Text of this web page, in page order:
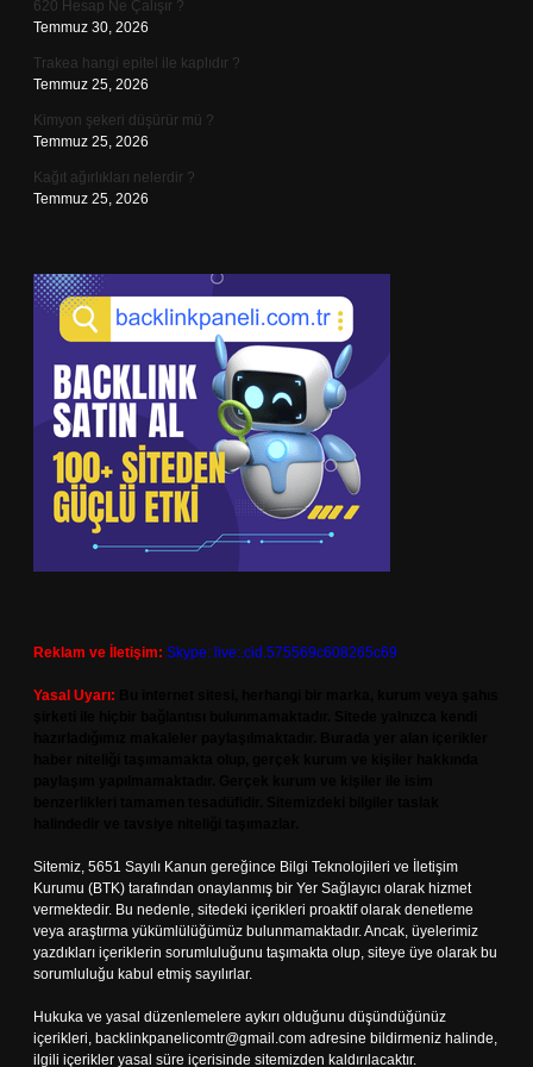
620 Hesap Ne Çalışır ?
Temmuz 30, 2026
Trakea hangi epitel ile kaplıdır ?
Temmuz 25, 2026
Kimyon şekeri düşürür mü ?
Temmuz 25, 2026
Kağıt ağırlıkları nelerdir ?
Temmuz 25, 2026
Reklam ve İletişim: Skype: live:.cid.575569c608265c69
Yasal Uyarı:
Sitemiz, 5651 Sayılı Kanun gereğince Bilgi Teknolojileri ve İletişim
Kurumu (BTK) tarafından onaylanmış bir Yer Sağlayıcı olarak hizmet
vermektedir. Bu nedenle, sitedeki içerikleri proaktif olarak denetleme
veya araştırma yükümlülüğümüz bulunmamaktadır. Ancak, üyelerimiz
yazdıkları içeriklerin sorumluluğunu taşımakta olup, siteye üye olarak bu
sorumluluğu kabul etmiş sayılırlar.
Hukuka ve yasal düzenlemelere aykırı olduğunu düşündüğünüz
içerikleri, backlinkpanelicomtr@gmail.com adresine bildirmeniz halinde,
ilgili içerikler yasal süre içerisinde sitemizden kaldırılacaktır.